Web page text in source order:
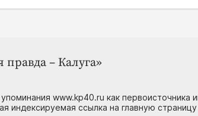
– Калуга»
www.kp40.ru как первоисточника
индексируемая ссылка на главную